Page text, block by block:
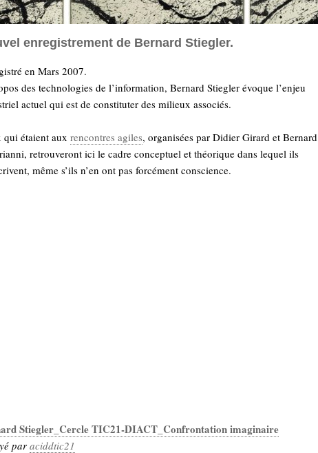
enregistrement de Bernard Stiegler.
en Mars 2007.
des technologies de l’information, Bernard Stiegler évoque l’enjeu
actuel qui est de constituter des milieux associés.
qui étaient aux rencontres agiles, organisées par Didier Girard et Bernard
retrouveront ici le cadre conceptuel et théorique dans lequel ils
même s’ils n’en ont pas forcément conscience.
Stiegler_Cercle TIC21-DIACT_Confrontation imaginaire
par aciddtic21